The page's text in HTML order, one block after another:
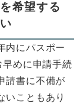
希望する
内にパスポー
早めに申請手続
請書に不備が
いこともあり